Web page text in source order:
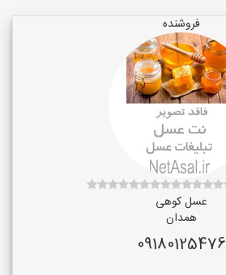
فروشنده
عسل کوهی
همدان
09180125476